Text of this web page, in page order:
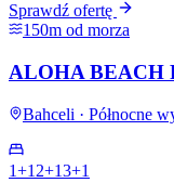
Sprawdź ofertę
150m od morza
ALOHA BEACH
Bahceli · Północne
1+1 2+13+1